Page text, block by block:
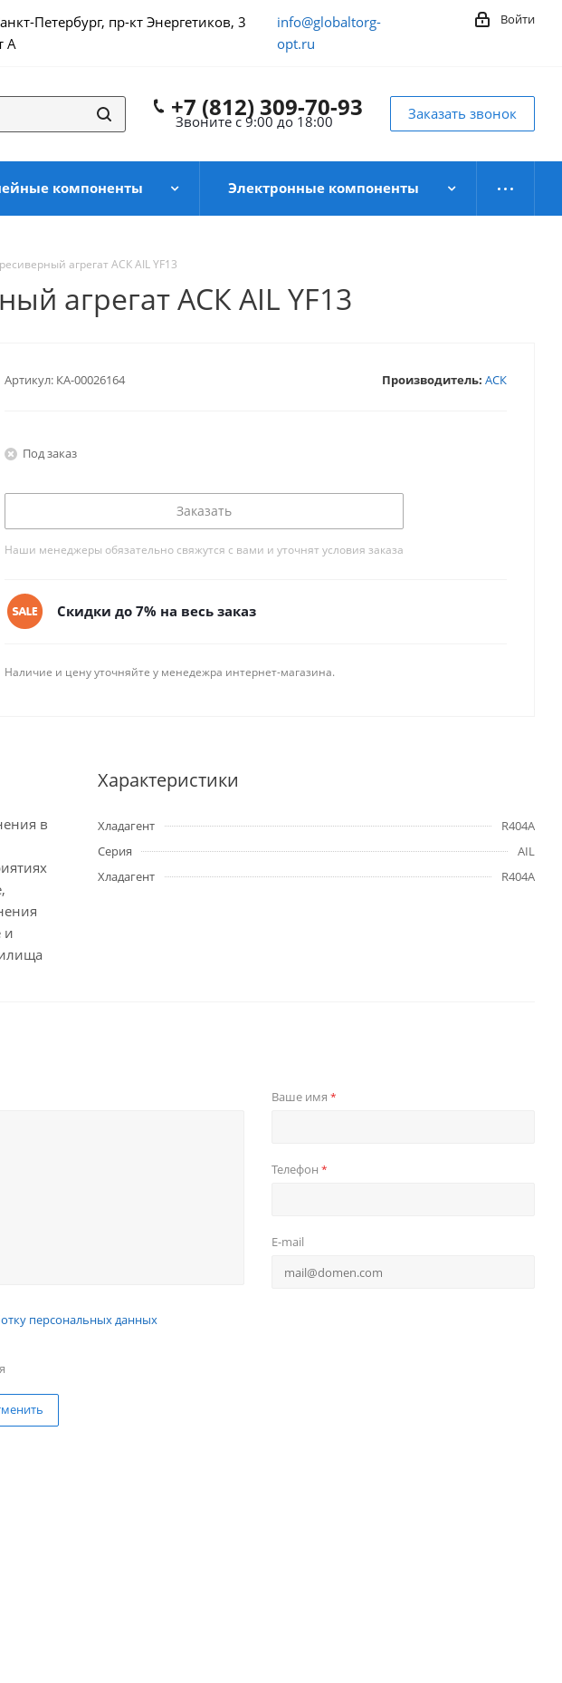
Войти
info@globaltorg-
opt.ru
Петербург, пр-кт Энергетиков, 3
А
+7 (812) 309-70-93
Звоните с 9:00 до 18:00 Заказать звонок
компоненты Электронные компоненты
агрегат АСК AIL YF13
агрегат АСК AIL YF13
Артикул: КА-00026164 Производитель: АСК
Под заказ
Заказать
Наши менеджеры обязательно свяжутся с вами и уточнят условия заказа
Скидки до 7% на весь заказ
Наличие и цену уточняйте у менедежра интернет-магазина.
в
и
Характеристики
Хладагент
R404A
Серия
AIL
Хладагент
R404A
Ваше имя*
Телефон*
E-mail
персональных данных